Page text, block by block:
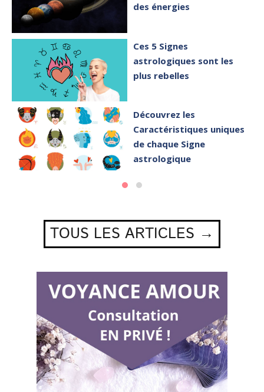
des énergies
Ces 5 Signes
astrologiques sont les
plus rebelles
Découvrez les
Caractéristiques uniques
de chaque Signe
astrologique
TOUS LES ARTICLES →